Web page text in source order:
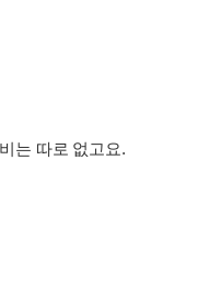
는 따로 없고요.